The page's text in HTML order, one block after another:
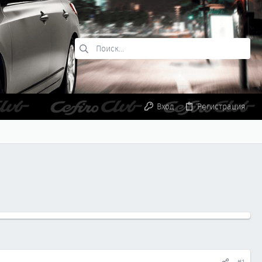
Вход Регистрация